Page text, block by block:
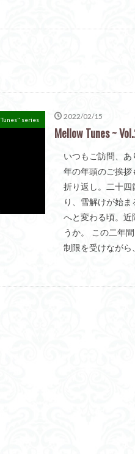
series 2022/02/15
Mellow Tunes ~
いつもご訪問、
年の年頭のご挨
折り返し。二十四
り、雪解けが始
へと変わる頃。近
うか。 この二年
制限を受けなが